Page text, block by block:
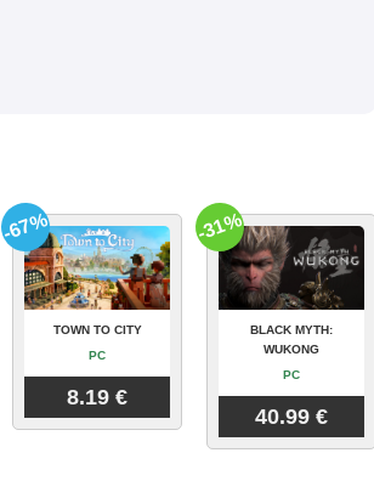
TOWN TO CITY
PC
8.19 €
-67%
BLACK MYTH:
WUKONG
PC
40.99 €
-31%